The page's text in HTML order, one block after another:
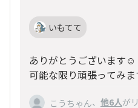
いもてて
ありがとうございます☺️
可能な限り頑張ってみま
こうちゃん、 他6人が